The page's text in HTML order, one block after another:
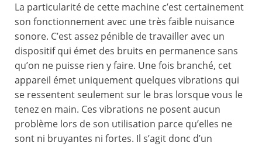
La particularité de cette machine c’est certainement
son fonctionnement avec une très faible nuisance
sonore. C’est assez pénible de travailler avec un
dispositif qui émet des bruits en permanence sans
qu’on ne puisse rien y faire. Une fois branché, cet
appareil émet uniquement quelques vibrations qui
se ressentent seulement sur le bras lorsque vous le
tenez en main. Ces vibrations ne posent aucun
problème lors de son utilisation parce qu’elles ne
sont ni bruyantes ni fortes. Il s’agit donc d’un